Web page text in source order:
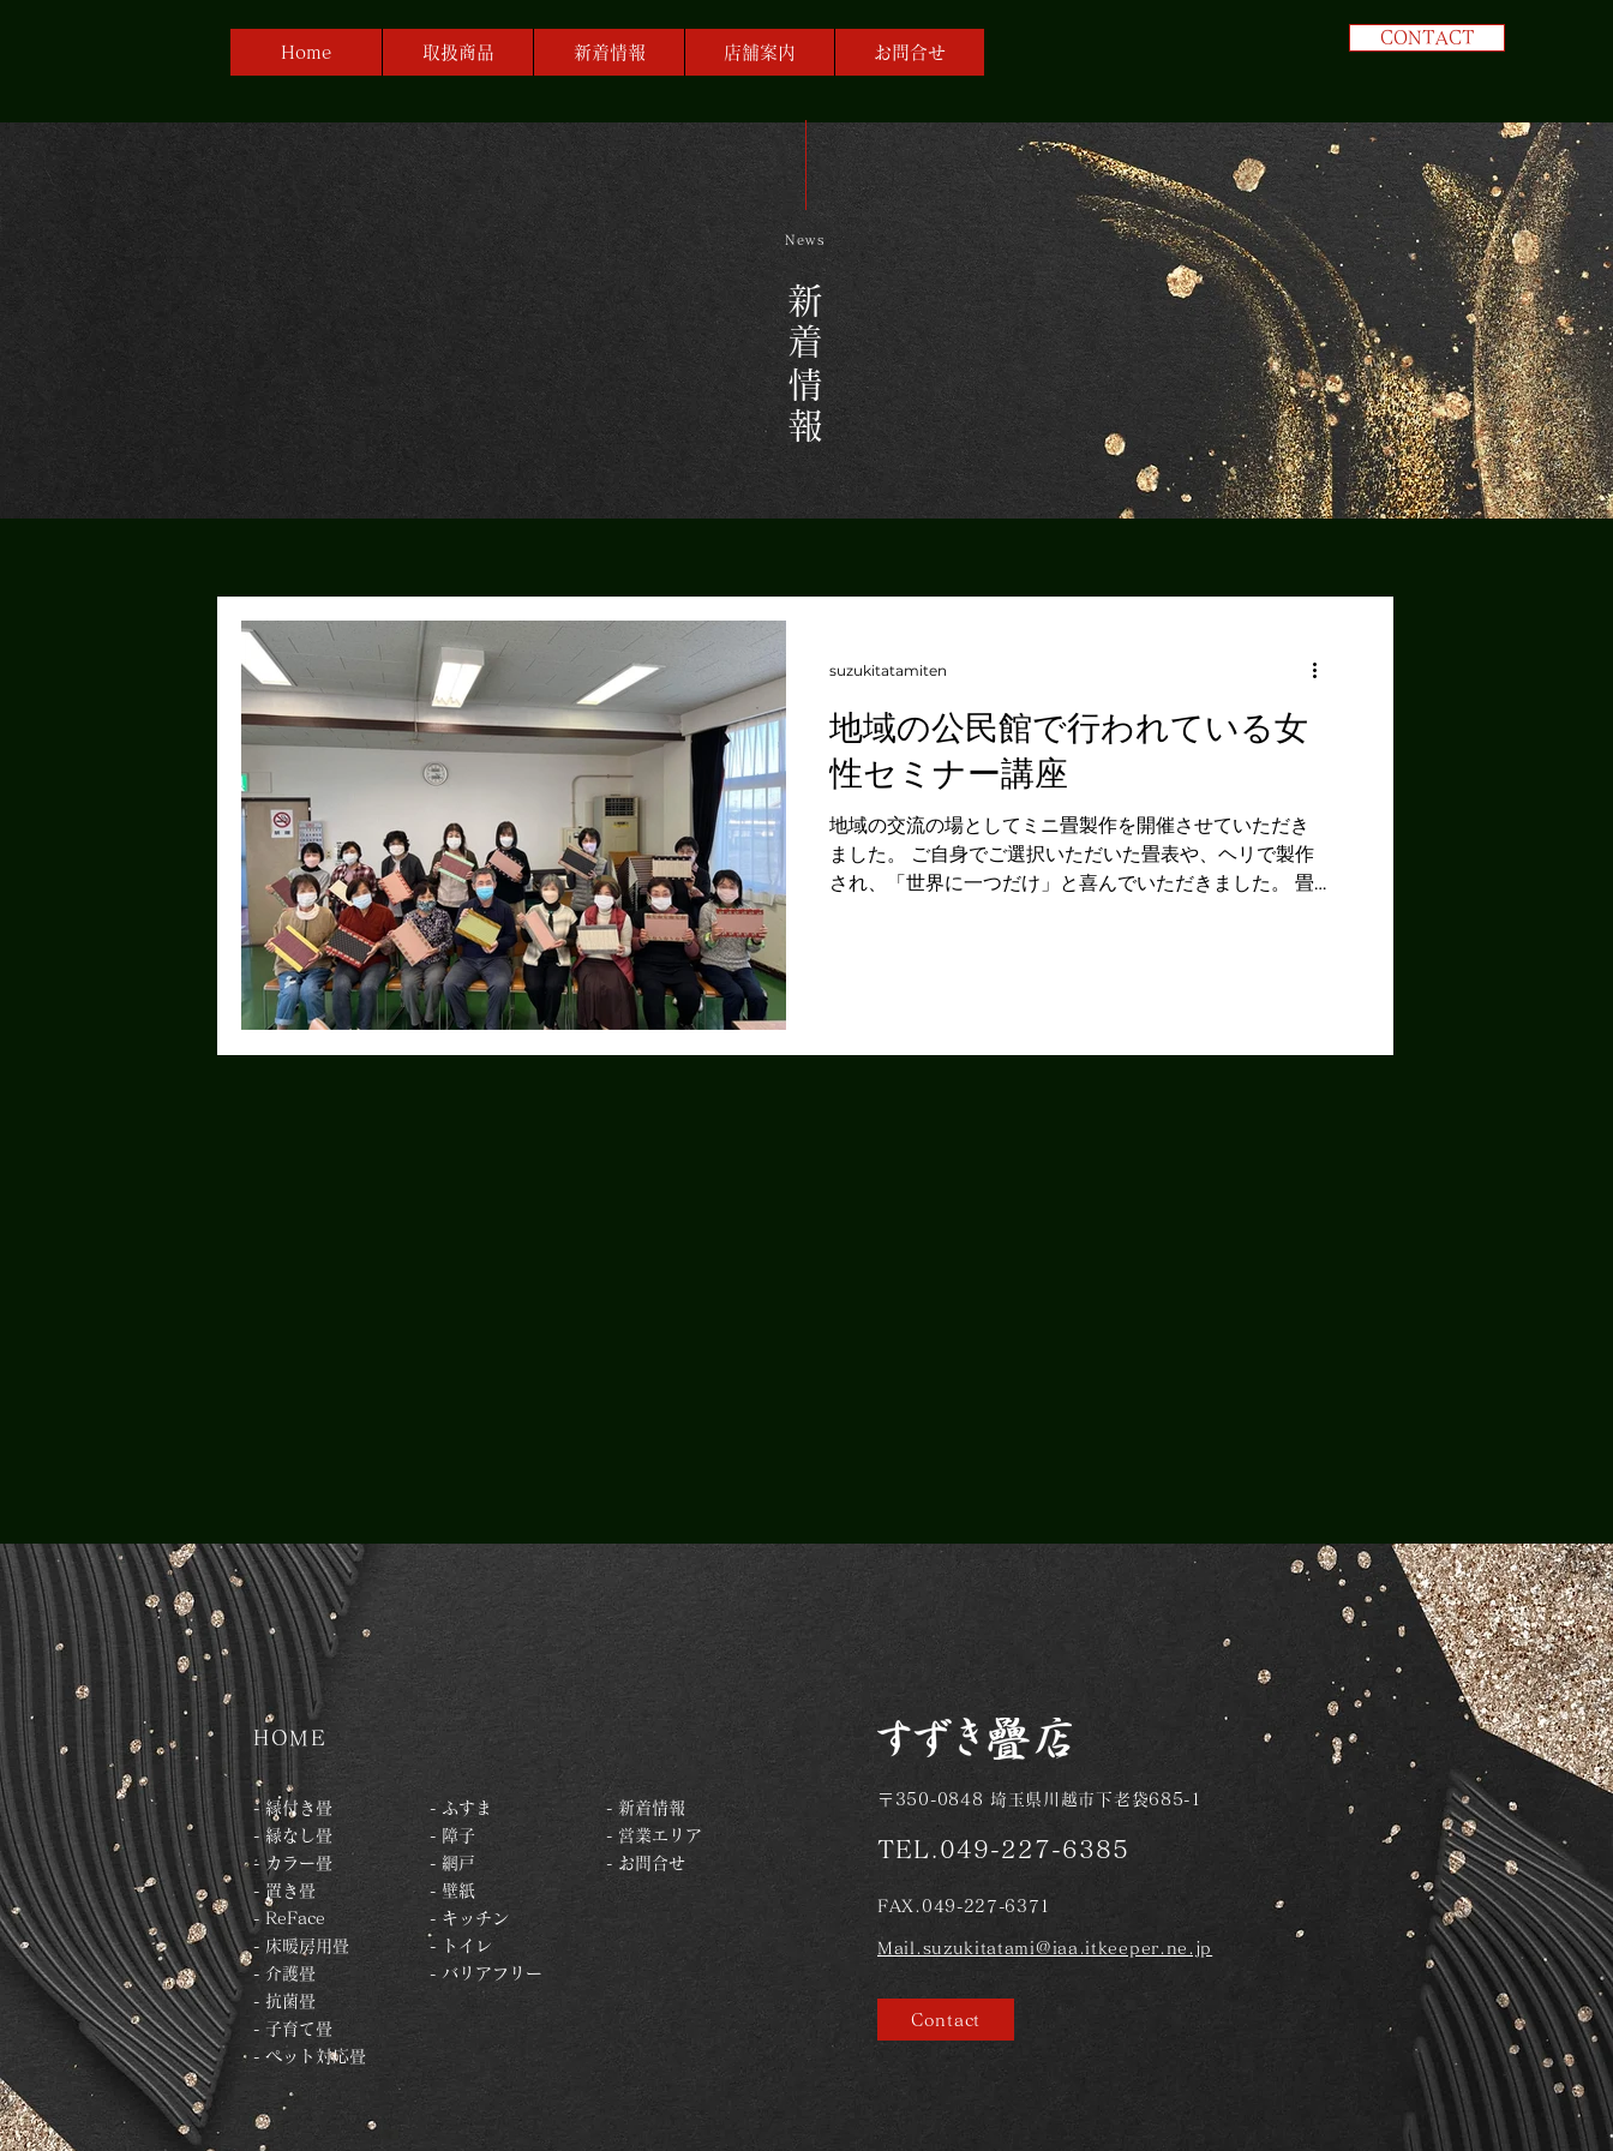
CONTACT
Home
取扱商品 新着情報 店舗案内 お問合せ
News
​新着情報
地域の公民館で行われている女
性セミナー講座
地域の交流の場としてミニ畳製作を開催させていただき
ました。 ご自身でご選択いただいた畳表や、ヘリで製作
され、「世界に一つだけ」と喜んでいただきました。 畳
suzukitatamiten
HOME
- 縁付き畳
- 縁なし畳
- カラー畳
- 置き畳
- ReFace
- 床暖房用畳
- 介護畳
- 抗菌畳
- 子育て畳
- ペット対応畳
- ふすま
- 障子
- 網戸
- 壁紙
- キッチン
- トイレ
- バリアフリー
- 新着情報
- 営業エリア
- お問合せ
〒350-0848 埼玉県川越市下老袋685-1
TEL.049-227-6385
FAX.049-227-6371
Mail.suzukitatami@iaa.itkeeper.ne.jp
Contact